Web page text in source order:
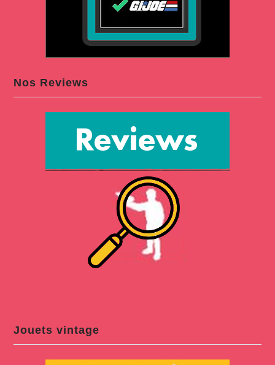
Nos Reviews
Jouets vintage